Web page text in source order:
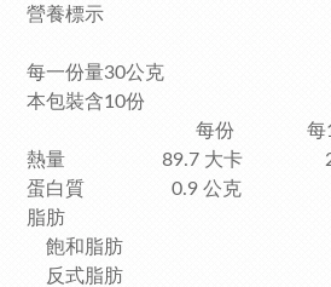
營養標示
每一份量30公克
本包裝含10份
每份 每100
熱量 89.7 大卡 299
蛋白質 0.9 公克 3
脂肪
飽和脂肪
反式脂肪